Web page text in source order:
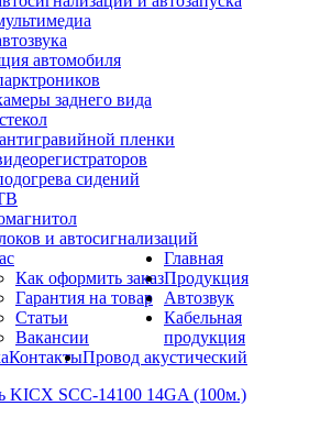
автомобиля
заднего вида
пленки
сидений
и автосигнализаций
Как оформить заказ
Гарантия на товар
Статьи
Вакансии
Контакты
Главная
Продукция
Автозвук
Кабельная
продукция
Провод акустический